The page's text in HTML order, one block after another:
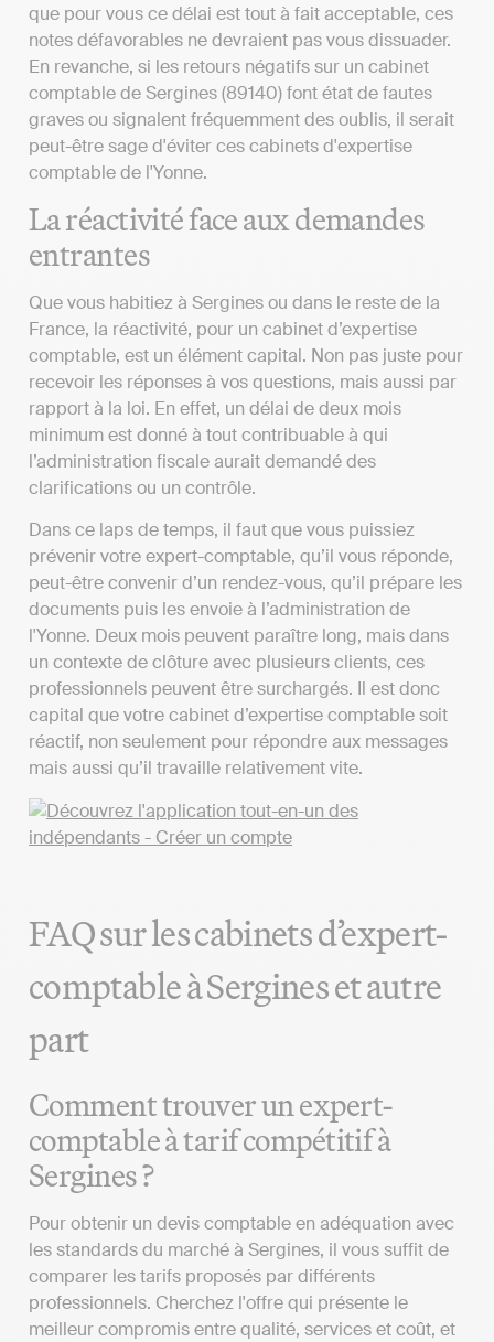
que pour vous ce délai est tout à fait acceptable, ces
notes défavorables ne devraient pas vous dissuader.
En revanche, si les retours négatifs sur un cabinet
comptable de Sergines (89140) font état de fautes
graves ou signalent fréquemment des oublis, il serait
peut-être sage d'éviter ces cabinets d'expertise
comptable de l'Yonne.
La réactivité face aux demandes
entrantes
Que vous habitiez à Sergines ou dans le reste de la
France, la réactivité, pour un cabinet d’expertise
comptable, est un élément capital. Non pas juste pour
recevoir les réponses à vos questions, mais aussi par
rapport à la loi. En effet, un délai de deux mois
minimum est donné à tout contribuable à qui
l’administration fiscale aurait demandé des
clarifications ou un contrôle.
Dans ce laps de temps, il faut que vous puissiez
prévenir votre expert-comptable, qu’il vous réponde,
peut-être convenir d’un rendez-vous, qu’il prépare les
documents puis les envoie à l’administration de
l'Yonne. Deux mois peuvent paraître long, mais dans
un contexte de clôture avec plusieurs clients, ces
professionnels peuvent être surchargés. Il est donc
capital que votre cabinet d’expertise comptable soit
réactif, non seulement pour répondre aux messages
mais aussi qu’il travaille relativement vite.
FAQ sur les cabinets d’expert-
comptable à Sergines et autre
part
Comment trouver un expert-
comptable à tarif compétitif à
Sergines ?
Pour obtenir un devis comptable en adéquation avec
les standards du marché à Sergines, il vous suffit de
comparer les tarifs proposés par différents
professionnels. Cherchez l'offre qui présente le
meilleur compromis entre qualité, services et coût, et